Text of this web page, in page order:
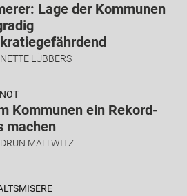
Lage der Kommunen
LÜBBERS
Kommunen ein Rekord-
machen
MALLWITZ